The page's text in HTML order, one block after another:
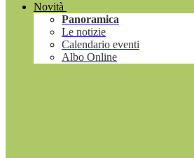
Novità
Panoramica
Le notizie
Calendario eventi
Albo Online